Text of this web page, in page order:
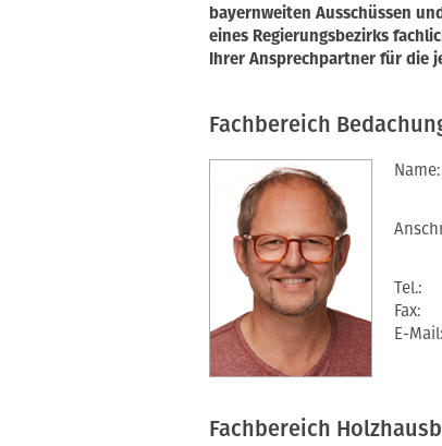
bayernweiten Ausschüssen
eines Regierungsbezirks
Ihrer Ansprechpartner für die
Fachbereich
Name:
Tel.:
Fax:
E-Mail:
Fachbereich